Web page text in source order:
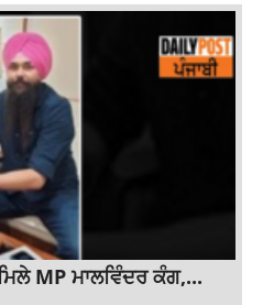
MP ਮਾਲਵਿੰਦਰ ਕੰਗ,...